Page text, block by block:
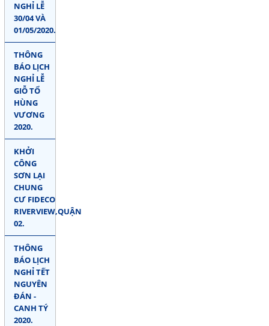
NGHỈ LỄ
30/04 VÀ
01/05/2020.
THÔNG
BÁO LỊCH
NGHỈ LỄ
GIỖ TỔ
HÙNG
VƯƠNG
2020.
KHỞI
CÔNG
SƠN LẠI
CHUNG
CƯ FIDECO
RIVERVIEW,QUẬN
02.
THÔNG
BÁO LỊCH
NGHỈ TẾT
NGUYÊN
ĐÁN -
CANH TÝ
2020.